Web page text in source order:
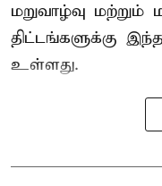
மறுவாழ்வு மற்றும்
திட்டங்களுக்கு
உள்ளது.